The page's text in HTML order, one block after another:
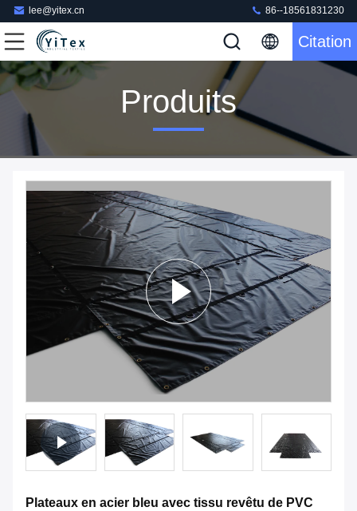
lee@yitex.cn 86--18561831230
Citation
Produits
Plateaux en acier bleu avec tissu revêtu de PVC